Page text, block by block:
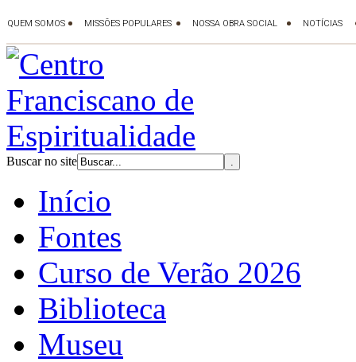
Buscar no site
Início
Fontes
Curso de Verão 2026
Biblioteca
Museu